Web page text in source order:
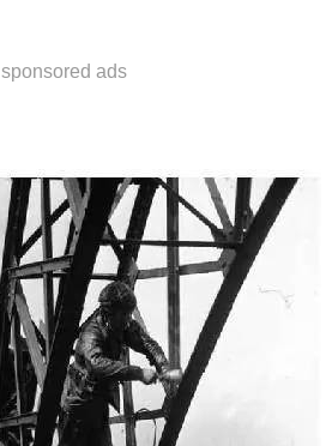
sponsored ads